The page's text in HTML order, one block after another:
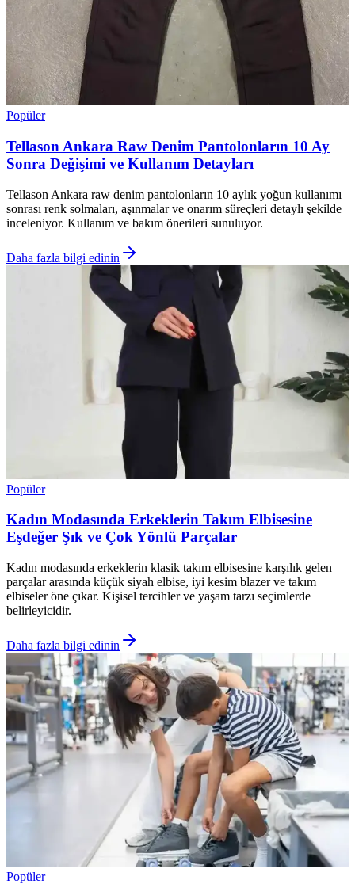
Popüler
Tellason Ankara Raw Denim Pantolonların 10 Ay
Sonra Değişimi ve Kullanım Detayları
Tellason Ankara raw denim pantolonların 10 aylık yoğun kullanımı
sonrası renk solmaları, aşınmalar ve onarım süreçleri detaylı şekilde
inceleniyor. Kullanım ve bakım önerileri sunuluyor.
Daha fazla bilgi edinin
Popüler
Kadın Modasında Erkeklerin Takım Elbisesine
Eşdeğer Şık ve Çok Yönlü Parçalar
Kadın modasında erkeklerin klasik takım elbisesine karşılık gelen
parçalar arasında küçük siyah elbise, iyi kesim blazer ve takım
elbiseler öne çıkar. Kişisel tercihler ve yaşam tarzı seçimlerde
belirleyicidir.
Daha fazla bilgi edinin
Popüler